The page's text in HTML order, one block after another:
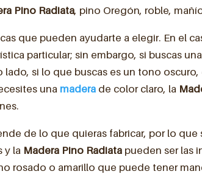
Pino Radiata, pino Oregón, roble,
que pueden ayudarte a elegir. En el
particular; sin embargo, si buscas una
si lo que buscas es un tono
una madera de color claro, la
de lo que quieras fabricar, por lo que
y la Madera Pino Radiata pueden ser las
rosado o amarillo que puede tener